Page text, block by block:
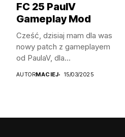
FC 25 PaulV
Gameplay Mod
Cześć, dzisiaj mam dla was
nowy patch z gameplayem
od PaulaV, dla...
AUTORMACIEJ 15/03/2025